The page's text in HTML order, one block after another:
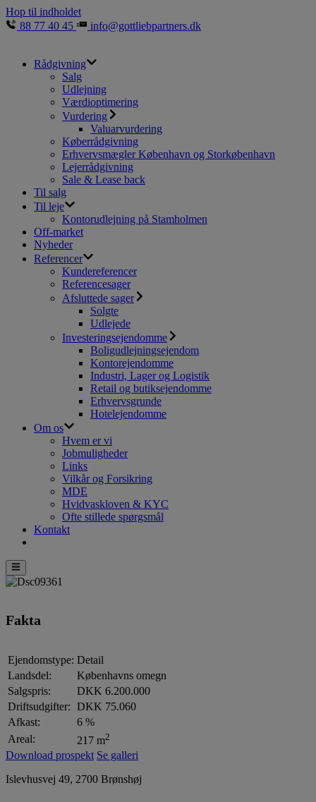
Hop til indholdet
88 77 40 45
info@gottliebpartners.dk
Rådgivning
Salg
Udlejning
Værdioptimering
Vurdering
Valuarvurdering
Køberrådgivning
Erhvervsmægler København og Storkøbenhavn
Lejerrådgivning
Sale & Lease back
Til salg
Til leje
Kontorudlejning på Stamholmen
Off-market
Nyheder
Referencer
Kundereferencer
Referencesager
Afsluttede sager
Solgte
Udlejede
Investeringsejendomme
Boligudlejningsejendom
Kontorejendomme
Industri, Lager og Logistik
Retail og butiksejendomme
Erhvervsgrunde
Hotelejendomme
Om os
Hvem er vi
Jobmuligheder
Links
Vilkår og Forsikring
MDE
Hvidvaskloven & KYC
Ofte stillede spørgsmål
Kontakt
Fakta
Ejendomstype: Detail
Landsdel:
Københavns omegn
Salgspris:
DKK 6.200.000
Driftsudgifter: DKK 75.060
Afkast:
6 %
Areal:
217 m2
Download prospekt Se galleri
Islevhusvej 49, 2700 Brønshøj